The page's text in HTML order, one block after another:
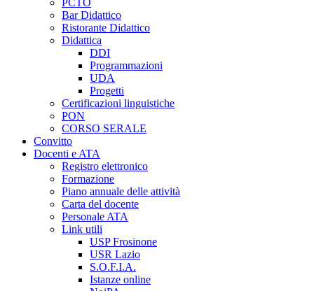
Bar Didattico
Ristorante Didattico
Didattica
DDI
Programmazioni
UDA
Progetti
Certificazioni linguistiche
PON
CORSO SERALE
Convitto
Docenti e ATA
Registro elettronico
Formazione
Piano annuale delle attività
Carta del docente
Personale ATA
Link utili
USP Frosinone
USR Lazio
S.O.F.I.A.
Istanze online